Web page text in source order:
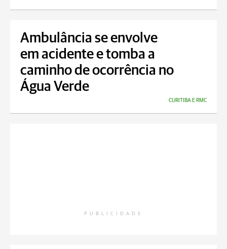
Ambulância se envolve
em acidente e tomba a
caminho de ocorrência no
Água Verde
CURITIBA E RMC
PUBLICIDADE